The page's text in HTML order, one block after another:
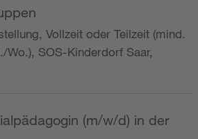
Vollzeit oder Teilzeit (mind.
Wo.), SOS-Kinderdorf Saar,
(m/w/d) in der